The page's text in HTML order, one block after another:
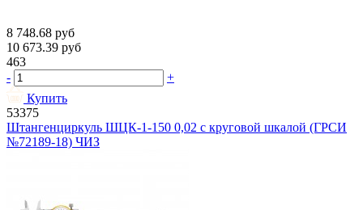
8 748.68 руб
10 673.39 руб
463
-
+
Купить
53375
Штангенциркуль ШЦК-1-150 0,02 с круговой шкалой (ГРСИ
№72189-18) ЧИЗ